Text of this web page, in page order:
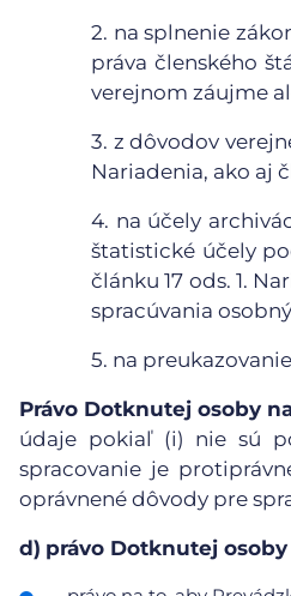
2. na splnenie
práva členského
verejnom záujme
3. z dôvodov
Nariadenia, ako aj
4. na účely
štatistické účely
článku 17 ods. 1.
spracúvania
5. na
Právo Dotknutej osoby
údaje pokiaľ (i) nie sú
spracovanie je
oprávnené dôvody pre
d) právo Dotknutej